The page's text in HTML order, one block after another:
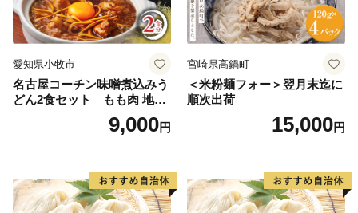
愛知県小牧市
名古屋コーチン味噌煮込みう
どん2食セット もも肉 地鶏
9,000円
宮崎県高鍋町
＜米粉麺フォー＞翌月末迄に
順次出荷
15,000円